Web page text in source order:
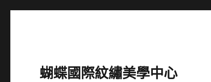
蝴蝶國際紋繡美學中心